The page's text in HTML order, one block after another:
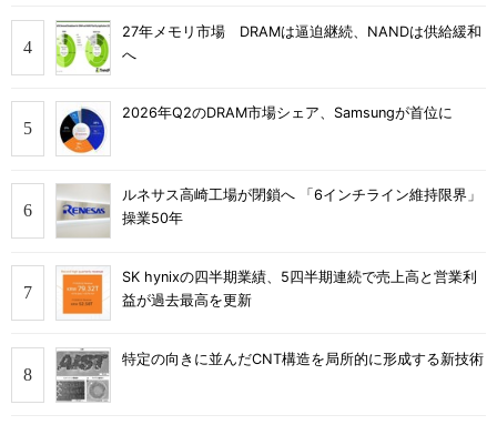
27年メモリ市場 DRAMは逼迫継続、NANDは供給緩和
へ
2026年Q2のDRAM市場シェア、Samsungが首位に
ルネサス高崎工場が閉鎖へ 「6インチライン維持限界」
操業50年
SK hynixの四半期業績、5四半期連続で売上高と営業利
益が過去最高を更新
特定の向きに並んだCNT構造を局所的に形成する新技術